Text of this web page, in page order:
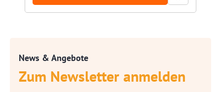
News & Angebote
Zum Newsletter anmelden